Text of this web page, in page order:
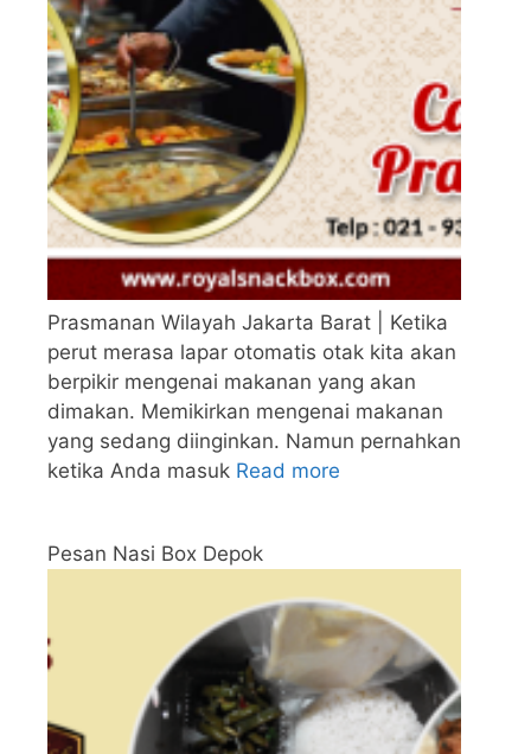
Prasmanan Wilayah Jakarta Barat | Ketika
perut merasa lapar otomatis otak kita akan
berpikir mengenai makanan yang akan
dimakan. Memikirkan mengenai makanan
yang sedang diinginkan. Namun pernahkan
ketika Anda masuk Read more
Pesan Nasi Box Depok